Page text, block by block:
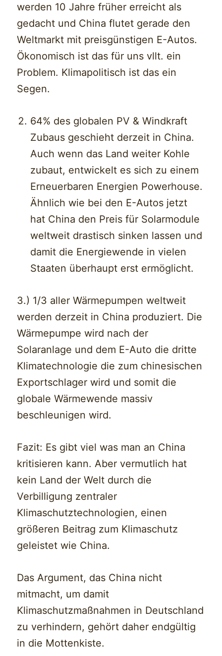
werden 10 Jahre früher erreicht als
gedacht und China flutet gerade den
Weltmarkt mit preisgünstigen E-Autos.
Ökonomisch ist das für uns vllt. ein
Problem. Klimapolitisch ist das ein
Segen.
64% des globalen PV & Windkraft
Zubaus geschieht derzeit in China.
Auch wenn das Land weiter Kohle
zubaut, entwickelt es sich zu einem
Erneuerbaren Energien Powerhouse.
Ähnlich wie bei den E-Autos jetzt
hat China den Preis für Solarmodule
weltweit drastisch sinken lassen und
damit die Energiewende in vielen
Staaten überhaupt erst ermöglicht.
3.) 1/3 aller Wärmepumpen weltweit
werden derzeit in China produziert. Die
Wärmepumpe wird nach der
Solaranlage und dem E-Auto die dritte
Klimatechnologie die zum chinesischen
Exportschlager wird und somit die
globale Wärmewende massiv
beschleunigen wird.
Fazit: Es gibt viel was man an China
kritisieren kann. Aber vermutlich hat
kein Land der Welt durch die
Verbilligung zentraler
Klimaschutztechnologien, einen
größeren Beitrag zum Klimaschutz
geleistet wie China.
Das Argument, das China nicht
mitmacht, um damit
Klimaschutzmaßnahmen in Deutschland
zu verhindern, gehört daher endgültig
in die Mottenkiste.